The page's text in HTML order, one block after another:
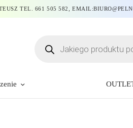
TEL. 661 505 582,